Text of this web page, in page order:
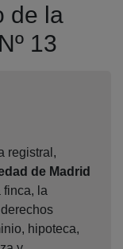
de la
13
registral,
de Madrid
finca, la
hipoteca,